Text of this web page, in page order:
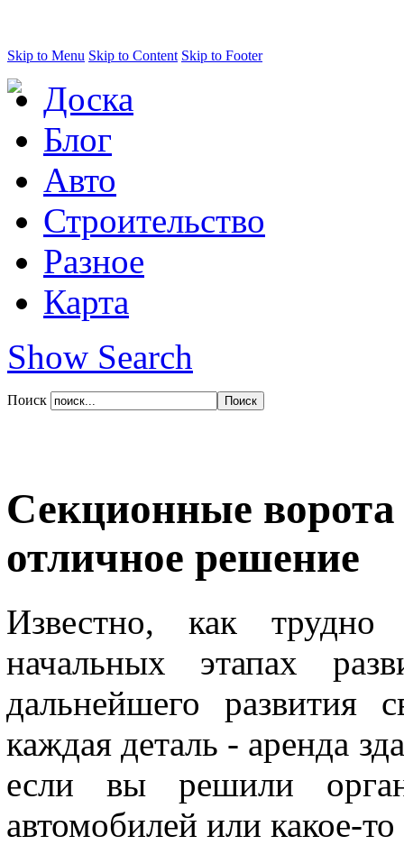
Skip to Menu Skip to Content Skip to Footer
Доска
Блог
Авто
Строительство
Разное
Карта
Show Search
Поиск
Секционные ворота
отличное решение
Известно, как трудно
начальных этапах
дальнейшего развития
каждая деталь - аренда
если вы решили
автомобилей или какое-